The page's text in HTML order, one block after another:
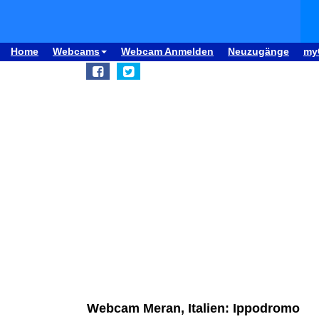
Home Webcams Webcam Anmelden Neuzugänge
Webcam Meran, Italien: Ippodromo